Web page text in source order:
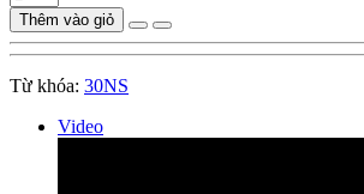
Thêm vào giỏ
Từ khóa: 30NS
Video